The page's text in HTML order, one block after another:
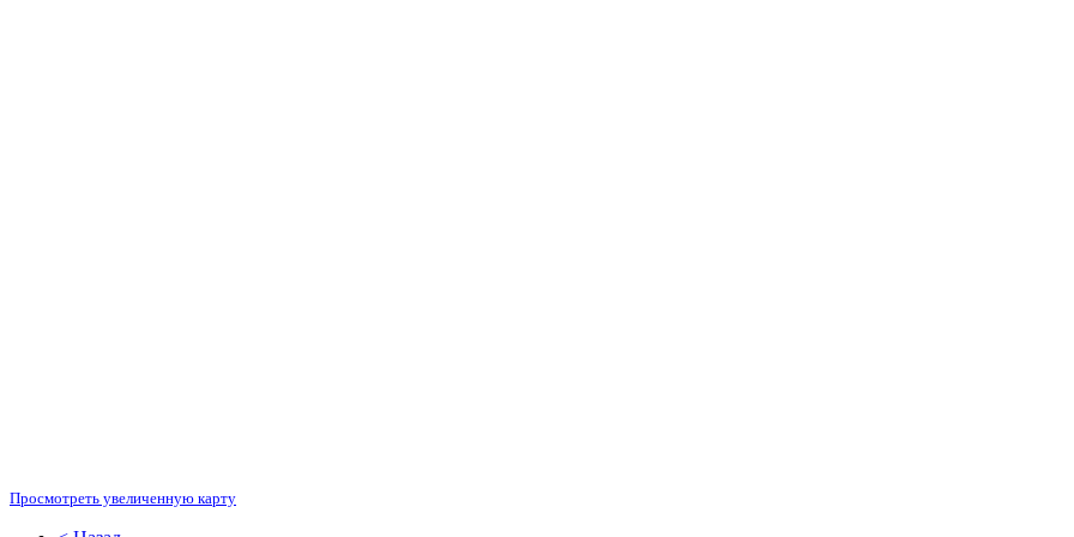
Просмотреть увеличенную карту